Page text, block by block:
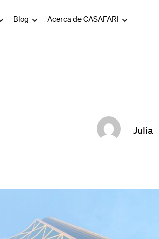
Blog Acerca de CASAFARI
Julia